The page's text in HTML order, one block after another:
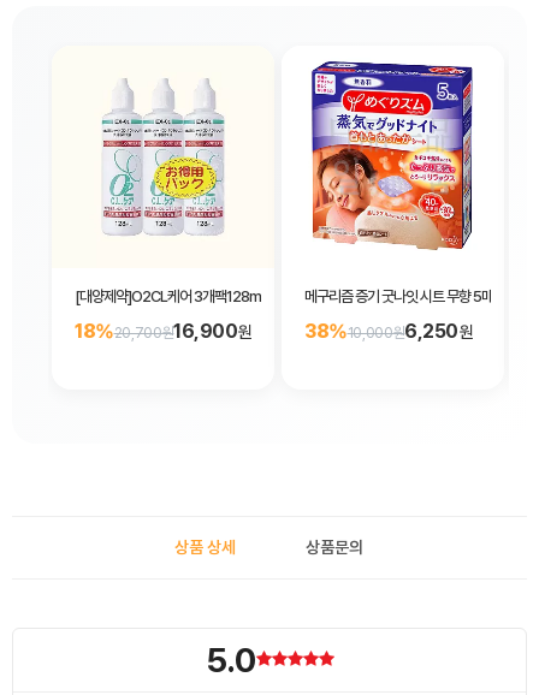
[대양제약]O2CL케어 3개팩128mL×3P
18%20,700원16,900원
메구리즘 증기 굿나잇 시트 무향 5매입
38%10,000원6,250원
상품 상세 상품문의
5.0